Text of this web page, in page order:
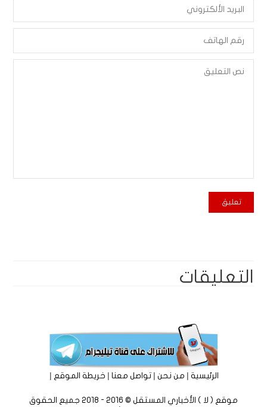
التعليقات
الرئيسية|من نحن|تواصل معنا|خريطة الموقع |
موقع ( لا ) الأخباري المستقل © 2016 - 2018 جميع الحقوق